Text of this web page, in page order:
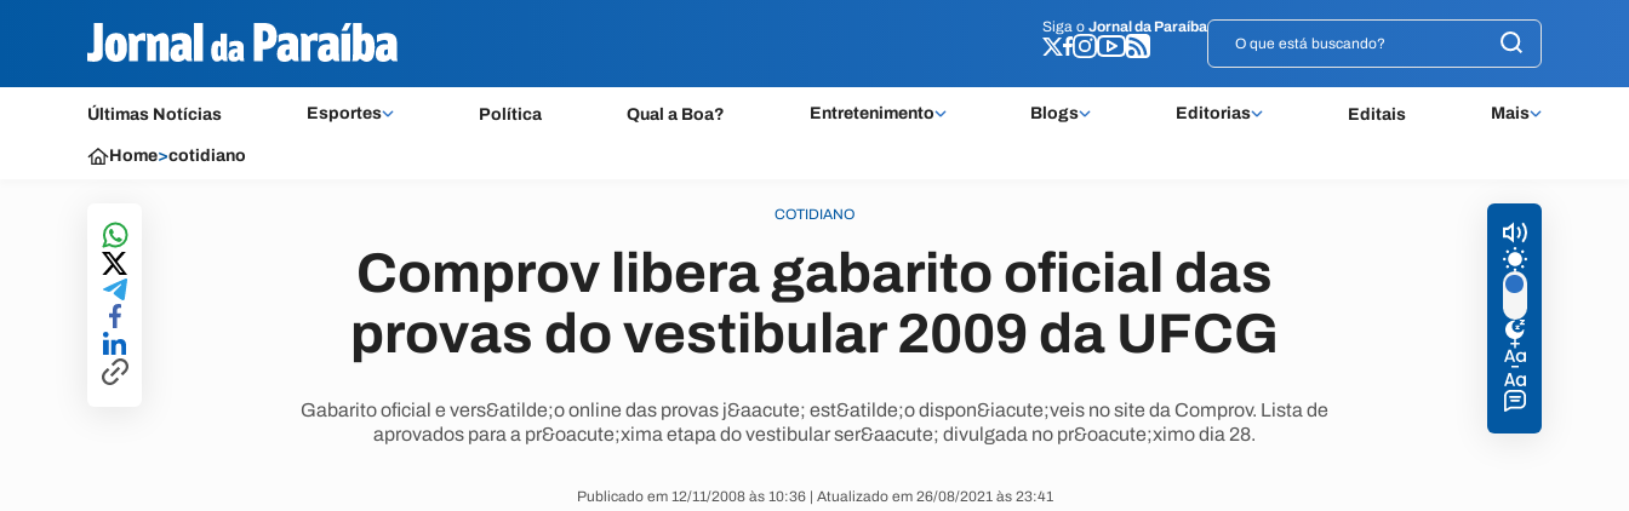
Siga o Jornal da Paraíba
Últimas Notícias Esportes Política Qual a Boa? Entretenimento Blogs Editorias Editais Mais
Siga o Jornal da Paraíba
Home>cotidiano
COTIDIANO
Comprov libera gabarito oficial das
provas do vestibular 2009 da UFCG
Gabarito oficial e vers&atilde;o online das provas j&aacute; est&atilde;o dispon&iacute;veis no site da Comprov. Lista de
aprovados para a pr&oacute;xima etapa do vestibular ser&aacute; divulgada no pr&oacute;ximo dia 28.
Publicado em 12/11/2008 às 10:36 | Atualizado em 26/08/2021 às 23:41